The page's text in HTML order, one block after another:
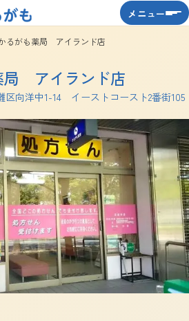
メニュー
るがも薬局 アイランド店
局 アイランド店
区向洋中1-14 イーストコースト2番街105